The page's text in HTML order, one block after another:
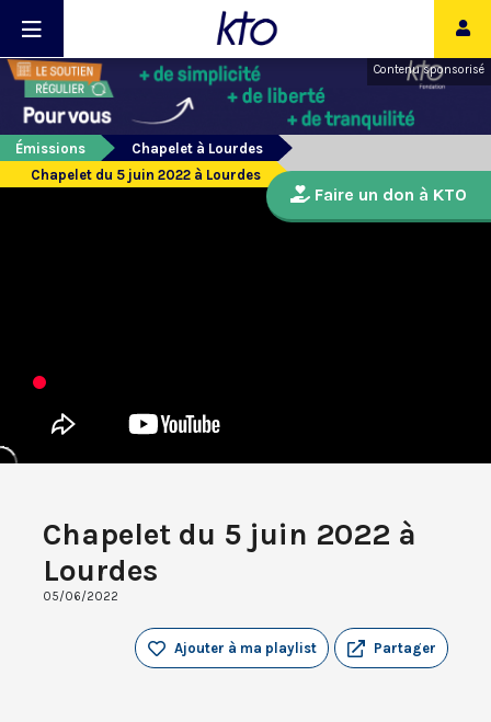
Contenu sponsorisé
Émissions
Chapelet à Lourdes
Chapelet du 5 juin 2022 à Lourdes
Chapelet du 5 juin 2022 à
Lourdes
05/06/2022
Partager
Ajouter à ma playlist
Faire un don à KTO